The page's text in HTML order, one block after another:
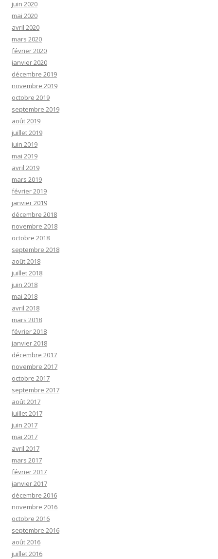
juin 2020
mai 2020
avril 2020
mars 2020
février 2020
janvier 2020
décembre 2019
novembre 2019
octobre 2019
septembre 2019
août 2019
juillet 2019
juin 2019
mai 2019
avril 2019
mars 2019
février 2019
janvier 2019
décembre 2018
novembre 2018
octobre 2018
septembre 2018
août 2018
juillet 2018
juin 2018
mai 2018
avril 2018
mars 2018
février 2018
janvier 2018
décembre 2017
novembre 2017
octobre 2017
septembre 2017
août 2017
juillet 2017
juin 2017
mai 2017
avril 2017
mars 2017
février 2017
janvier 2017
décembre 2016
novembre 2016
octobre 2016
septembre 2016
août 2016
juillet 2016